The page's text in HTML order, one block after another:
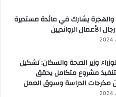
والهجرة يشارك في مائدة مستديرة
الأعمال الروانديين
وزير الصحة والسكان: تشكيل
لتنفيذ مشروع متكامل يحقق
مخرجات الدراسة وسوق العمل